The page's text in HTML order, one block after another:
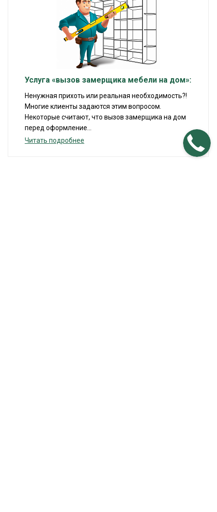
Услуга «вызов замерщика мебели на дом»:
Ненужная прихоть или реальная необходимость?!
Многие клиенты задаются этим вопросом.
Некоторые считают, что вызов замерщика на дом
перед оформление...
Читать подробнее